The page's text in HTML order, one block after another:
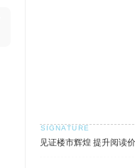
见证楼市辉煌 提升阅读